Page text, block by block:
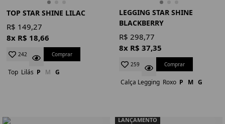
TOP STAR SHINE LILAC
R$ 149,27
8x R$ 18,66
242 Comprar
Top Lilás P M G
LEGGING STAR SHINE
BLACKBERRY
R$ 298,77
8x R$ 37,35
259 Comprar
Calça Legging Roxo P M G
LANÇAMENTO